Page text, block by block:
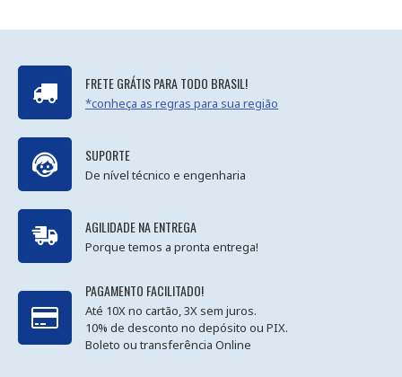
FRETE GRÁTIS PARA TODO BRASIL!
*conheça as regras para sua região
SUPORTE
De nível técnico e engenharia
AGILIDADE NA ENTREGA
Porque temos a pronta entrega!
PAGAMENTO FACILITADO!
Até 10X no cartão, 3X sem juros.
10% de desconto no depósito ou PIX.
Boleto ou transferência Online